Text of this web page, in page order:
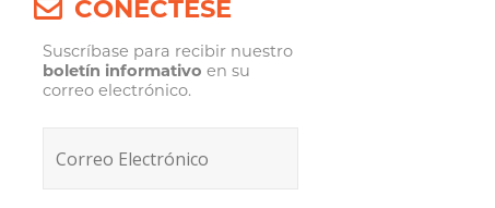
CONÉCTESE
Suscríbase para recibir nuestro
boletín informativo en su
correo electrónico.